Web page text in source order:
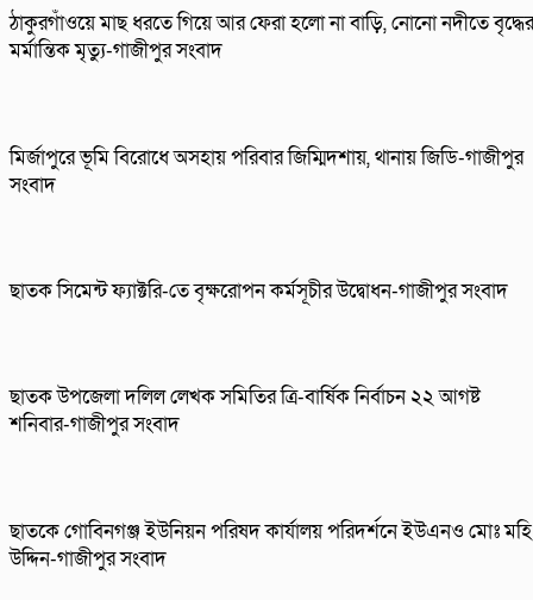
ঠাকুরগাঁওয়ে মাছ ধরতে গিয়ে আর ফেরা হলো না বাড়ি, নোনো নদীতে বৃদ্ধের
মর্মান্তিক মৃত্যু-গাজীপুর সংবাদ
মির্জাপুরে ভূমি বিরোধে অসহায় পরিবার জিম্মিদশায়, থানায় জিডি-গাজীপুর
সংবাদ
ছাতক সিমেন্ট ফ্যাক্টরি-তে বৃক্ষরোপন কর্মসূচীর উদ্বোধন-গাজীপুর সংবাদ
ছাতক উপজেলা দলিল লেখক সমিতির ত্রি-বার্ষিক নির্বাচন ২২ আগষ্ট
শনিবার-গাজীপুর সংবাদ
ছাতকে গোবিনগঞ্জ ইউনিয়ন পরিষদ কার্যালয় পরিদর্শনে ইউএনও মোঃ মহি
উদ্দিন-গাজীপুর সংবাদ